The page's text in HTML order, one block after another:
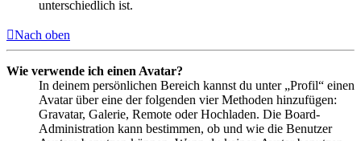
unterschiedlich ist.
Nach oben
Wie verwende ich einen Avatar?
In deinem persönlichen Bereich kannst du unter „Profil“ einen
Avatar über eine der folgenden vier Methoden hinzufügen:
Gravatar, Galerie, Remote oder Hochladen. Die Board-
Administration kann bestimmen, ob und wie die Benutzer